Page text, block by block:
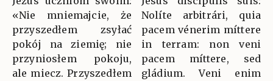
«Nie mniemajcie, że
przyszedłem zsyłać
pokój na ziemię; nie
przyniosłem pokoju,
ale miecz. Przyszedłem
Nolíte arbitrári, quia
pacem vénerim míttere
in terram: non veni
pacem míttere, sed
gládium. Veni enim